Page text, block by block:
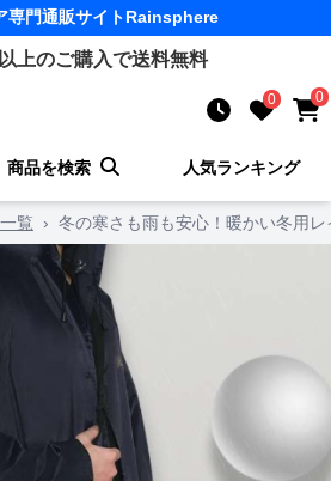
専門通販サイトRainsphere
上のご購入で送料無料
0 0
商品を検索 人気ランキング
覧 › 冬の寒さも雨も安心！暖かい冬用